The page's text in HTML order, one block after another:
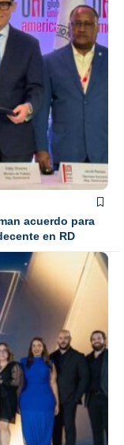
acuerdo para
en RD